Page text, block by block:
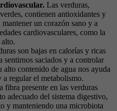
Las verduras,
contienen antioxidantes y
un corazón sano y a
cardiovasculares, como la
son bajas en calorías y ricas
sentirnos saciados y a controlar
alto contenido de agua nos ayuda
a regular el metabolismo.
fibra presente en las verduras
adecuado del sistema digestivo,
y manteniendo una microbiota